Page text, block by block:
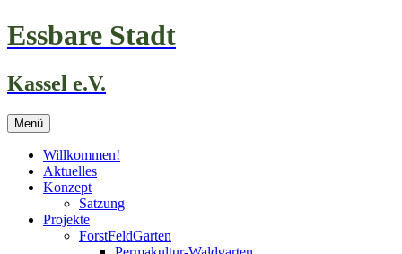
Zum
Inhalt
Essbare Stadt
Kassel e.V.
Menü
Willkommen!
Aktuelles
Konzept
Satzung
Projekte
ForstFeldGarten